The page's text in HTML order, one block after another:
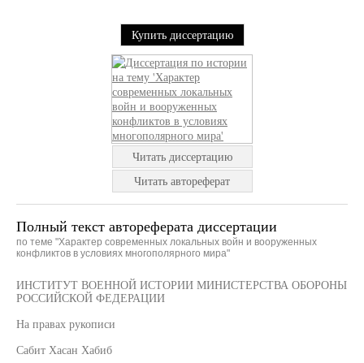
Купить диссертацию
Читать диссертацию
Читать автореферат
Полный текст автореферата диссертации
по теме "Характер современных локальных войн и вооруженных
конфликтов в условиях многополярного мира"
ИНСТИТУТ ВОЕННОЙ ИСТОРИИ МИНИСТЕРСТВА ОБОРОНЫ
РОССИЙСКОЙ ФЕДЕРАЦИИ
На правах рукописи
Сабит Хасан Хабиб